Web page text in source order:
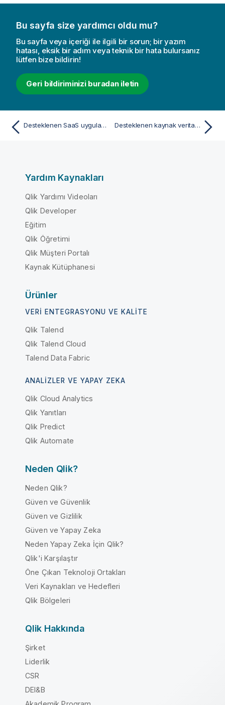
Bu sayfa size yardımcı oldu mu?
Bu sayfa veya içeriği ile ilgili bir sorun; bir yazım
hatası, eksik bir adım veya teknik bir hata bulursanız
lütfen bize bildirin!
Geri bildiriminizi buradan iletin
Desteklenen SaaS uygulamaları Desteklenen kaynak veritabanları ve sürümleri
Yardım Kaynakları
Qlik Yardımı Videoları
Qlik Developer
Eğitim
Qlik Öğretimi
Qlik Müşteri Portalı
Kaynak Kütüphanesi
Ürünler
VERI ENTEGRASYONU VE KALITE
Qlik Talend
Qlik Talend Cloud
Talend Data Fabric
ANALIZLER VE YAPAY ZEKA
Qlik Cloud Analytics
Qlik Yanıtları
Qlik Predict
Qlik Automate
Neden Qlik?
Neden Qlik?
Güven ve Güvenlik
Güven ve Gizlilik
Güven ve Yapay Zeka
Neden Yapay Zeka İçin Qlik?
Qlik'i Karşılaştır
Öne Çıkan Teknoloji Ortakları
Veri Kaynakları ve Hedefleri
Qlik Bölgeleri
Qlik Hakkında
Şirket
Liderlik
CSR
DEI&B